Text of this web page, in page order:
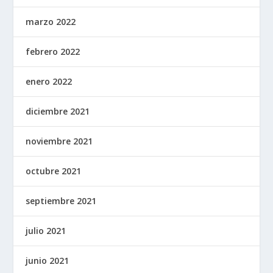
marzo 2022
febrero 2022
enero 2022
diciembre 2021
noviembre 2021
octubre 2021
septiembre 2021
julio 2021
junio 2021